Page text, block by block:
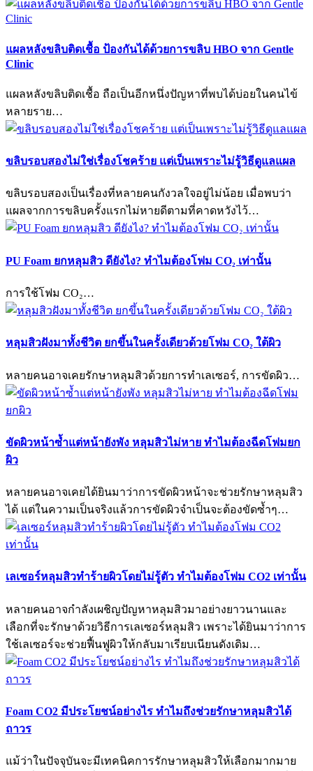
แผลหลังขลิบติดเชื้อ ป้องกันได้ด้วยการขลิบ HBO จาก Gentle
Clinic
แผลหลังขลิบติดเชื้อ ถือเป็นอีกหนึ่งปัญหาที่พบได้บ่อยในคนไข้
หลายราย…
ขลิบรอบสองไม่ใช่เรื่องโชคร้าย แต่เป็นเพราะไม่รู้วิธีดูแลแผล
ขลิบรอบสองเป็นเรื่องที่หลายคนกังวลใจอยู่ไม่น้อย เมื่อพบว่า
แผลจากการขลิบครั้งแรกไม่หายดีตามที่คาดหวังไว้…
PU Foam ยกหลุมสิว ดียังไง? ทำไมต้องโฟม CO₂ เท่านั้น
การใช้โฟม CO₂…
หลุมสิวฝังมาทั้งชีวิต ยกขึ้นในครั้งเดียวด้วยโฟม CO₂ ใต้ผิว
หลายคนอาจเคยรักษาหลุมสิวด้วยการทำเลเซอร์, การขัดผิว…
ขัดผิวหน้าซ้ำแต่หน้ายังพัง หลุมสิวไม่หาย ทำไมต้องฉีดโฟมยก
ผิว
หลายคนอาจเคยได้ยินมาว่าการขัดผิวหน้าจะช่วยรักษาหลุมสิว
ได้ แต่ในความเป็นจริงแล้วการขัดผิวจำเป็นจะต้องขัดซ้ำๆ…
เลเซอร์หลุมสิวทำร้ายผิวโดยไม่รู้ตัว ทำไมต้องโฟม CO2 เท่านั้น
หลายคนอาจกำลังเผชิญปัญหาหลุมสิวมาอย่างยาวนานและ
เลือกที่จะรักษาด้วยวิธีการเลเซอร์หลุมสิว เพราะได้ยินมาว่าการ
ใช้เลเซอร์จะช่วยฟื้นฟูผิวให้กลับมาเรียบเนียนดังเดิม…
Foam CO2 มีประโยชน์อย่างไร ทำไมถึงช่วยรักษาหลุมสิวได้
ถาวร
แม้ว่าในปัจจุบันจะมีเทคนิคการรักษาหลุมสิวให้เลือกมากมาย